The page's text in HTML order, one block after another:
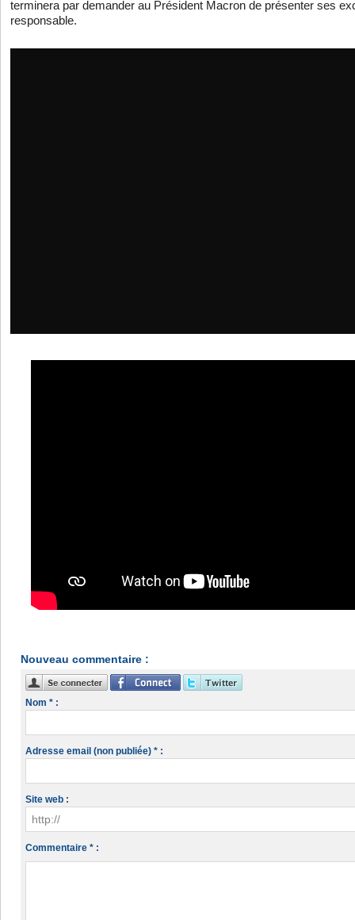
terminera par demander au Président Macron de présenter ses
responsable.
Nouveau commentaire :
Nom * :
Adresse email (non publiée) * :
Site web :
Commentaire * :